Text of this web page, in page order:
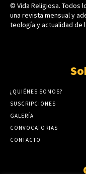
© Vida Religiosa. Todos
una revista mensual y
teología y actualidad de
¿QUIÉNES SOMOS?
SUSCRIPCIONES
GALERÍA
CONVOCATORIAS
CONTACTO